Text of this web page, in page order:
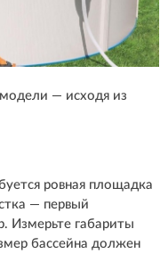
— исходя из
ровная площадка
— первый
Измерьте габариты
бассейна должен